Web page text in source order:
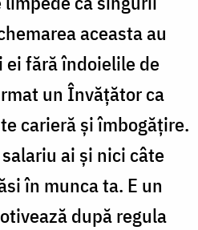
aceasta au
fără îndoielile de
un Învățător ca
carieră și îmbogățire.
ai și nici câte
în munca ta. E un
după regula